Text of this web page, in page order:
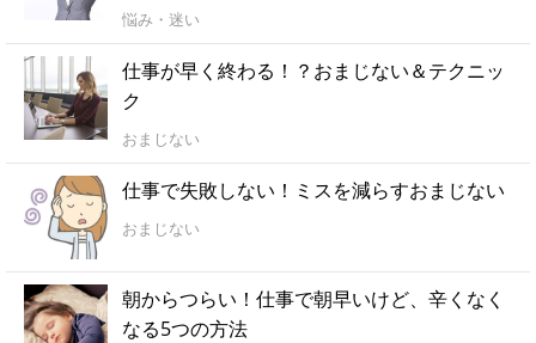
悩み・迷い
仕事が早く終わる！？おまじない＆テクニッ
ク
おまじない
仕事で失敗しない！ミスを減らすおまじない
おまじない
朝からつらい！仕事で朝早いけど、辛くなく
なる5つの方法